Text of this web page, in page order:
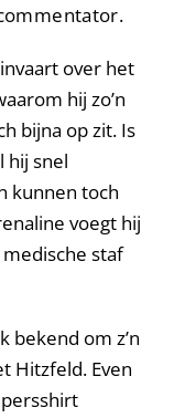
over het
hij zo’n
bijna op zit. Is
hij snel
kunnen toch
voegt hij
staf
bekend om z’n
Hitzfeld. Even